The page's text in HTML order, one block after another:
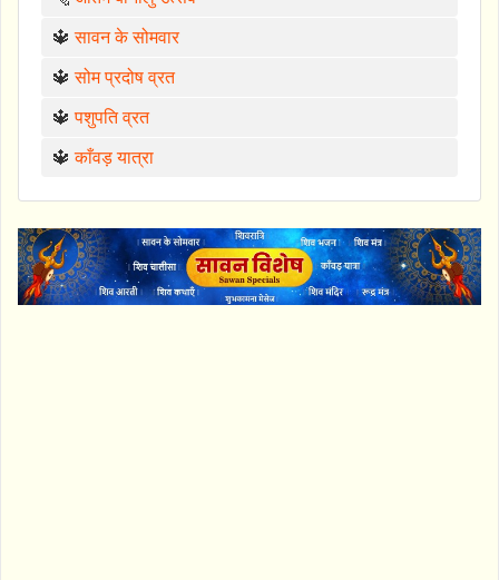
🔱सावन के सोमवार
🔱सोम प्रदोष व्रत
🔱पशुपति व्रत
🔱काँवड़ यात्रा